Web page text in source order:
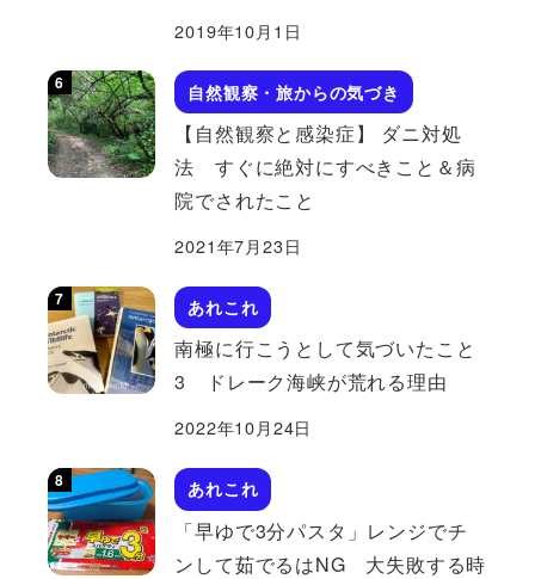
2019年10月1日
自然観察・旅からの気づき
【自然観察と感染症】 ダニ対処
法 すぐに絶対にすべきこと＆病
院でされたこと
2021年7月23日
あれこれ
南極に行こうとして気づいたこと
3 ドレーク海峡が荒れる理由
2022年10月24日
あれこれ
「早ゆで3分パスタ」レンジでチ
ンして茹でるはNG 大失敗する時